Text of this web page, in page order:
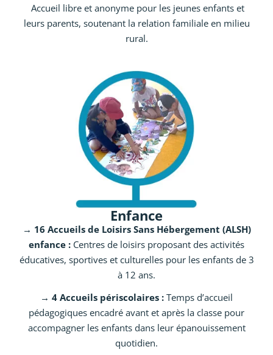
Accueil libre et anonyme pour les jeunes enfants et
leurs parents, soutenant la relation familiale en milieu
rural.
Enfance
→ 16 Accueils de Loisirs Sans Hébergement (ALSH)
enfance : Centres de loisirs proposant des activités
éducatives, sportives et culturelles pour les enfants de 3
à 12 ans.
→ 4 Accueils périscolaires : Temps d’accueil
pédagogiques encadré avant et après la classe pour
accompagner les enfants dans leur épanouissement
quotidien.